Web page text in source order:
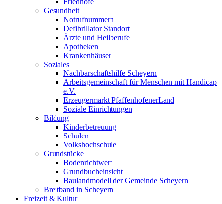
Friedhöfe
Gesundheit
Notrufnummern
Defibrillator Standort
Ärzte und Heilberufe
Apotheken
Krankenhäuser
Soziales
Nachbarschaftshilfe Scheyern
Arbeitsgemeinschaft für Menschen mit Handicap
e.V.
Erzeugermarkt PfaffenhofenerLand
Soziale Einrichtungen
Bildung
Kinderbetreuung
Schulen
Volkshochschule
Grundstücke
Bodenrichtwert
Grundbucheinsicht
Baulandmodell der Gemeinde Scheyern
Breitband in Scheyern
Freizeit & Kultur